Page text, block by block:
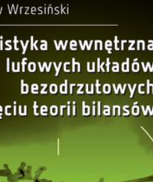
Eulera oraz Lagrange'a. W
równania fenomenologiczne
zamknięty układ piętnastu równań
strzału w klasycznej broni lufowej.
balistyki wewnętrznej na cztery fazy
lufowej. Metodę rozwiązania układu
oraz zarys działania programu
obiektowego Delphi 7,
w rozdziale siódmym. W rozdziale
rozwiązania problemu głównego
czasu między innymi takich wielkości,
pocisku, średnie statyczne między dnem
dynamiczne, temperaturę GPS,
rodzajów układów lufowych, a
dziewiątym wspomniano o istnieniu
balistycznych oraz empirycznych
i ich realnego znaczenia w dobie